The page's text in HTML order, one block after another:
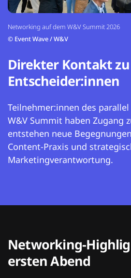
Networking auf dem W&V Summit 2026
© Event Wave / W&V
Direkter Kontakt zu
Entscheider:innen
Teilnehmer:innen des
W&V Summit haben Zugang
entstehen neue
Content-Praxis und
Marketingverantwortung.
Networking-
ersten Abend